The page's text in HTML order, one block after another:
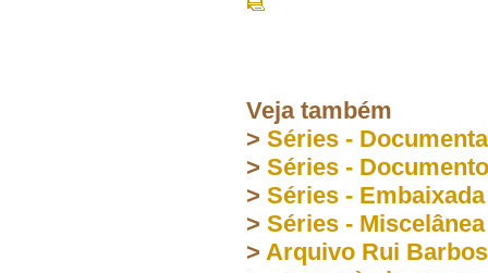
Veja também
> Séries -
> Séries -
> Séries -
> Séries - Miscelânea
> Arquivo Rui